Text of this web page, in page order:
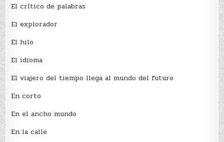
El crí­tico de palabras
El explorador
El hilo
El idioma
El viajero del tiempo llega al mundo del futuro
En corto
En el ancho mundo
En la calle